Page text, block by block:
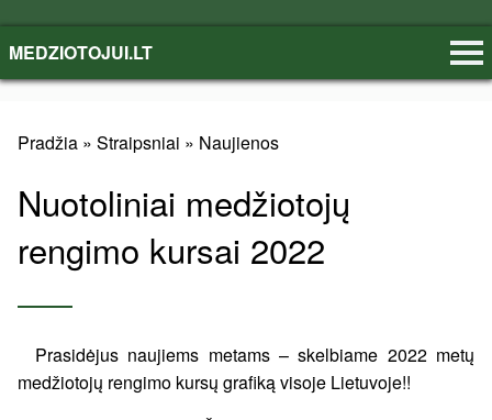
MEDZIOTOJUI.LT
Pradžia » Straipsniai » Naujienos
Nuotoliniai medžiotojų
rengimo kursai 2022
Prasidėjus naujiems metams – skelbiame 2022 metų
medžiotojų rengimo kursų grafiką visoje Lietuvoje!!